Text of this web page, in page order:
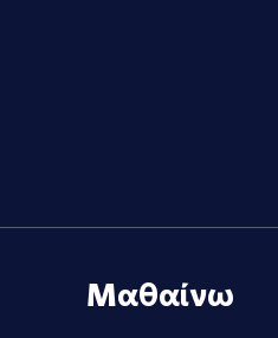
Μαθαίνω